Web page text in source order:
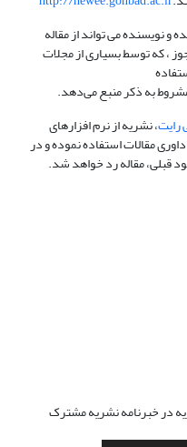
و نویسنده می تواند از مقاله
، که توسط بسیاری از مجلات
به ذکر منبع می‌دهد.
رایت، نشریه از نرم افزارهای
مقالات استفاده نموده و در
در خبرنامه نشریه مشترک